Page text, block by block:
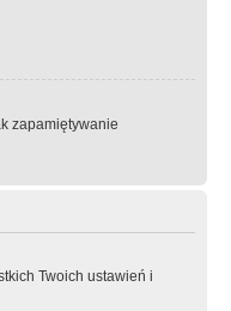
zapamiętywanie
Twoich ustawień i